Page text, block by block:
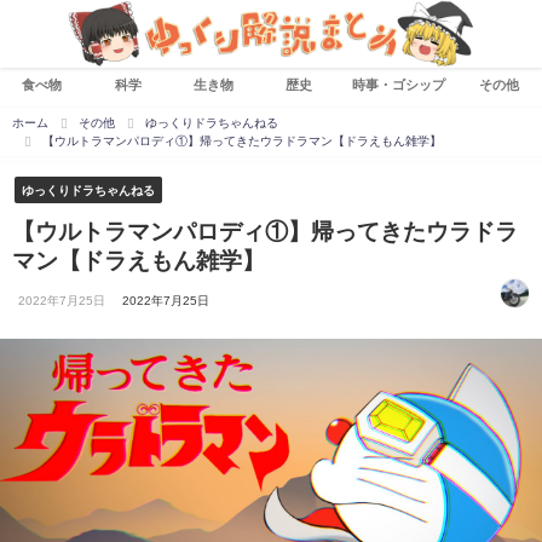
食べ物 科学 生き物 歴史 時事・ゴシップ その他
ホーム その他
ゆっくりドラちゃんねる
【ウルトラマンパロディ①】帰ってきたウラドラマン【ドラえもん雑学】
ゆっくりドラちゃんねる
【ウルトラマンパロディ①】帰ってきたウラドラ
マン【ドラえもん雑学】
2022年7月25日 2022年7月25日